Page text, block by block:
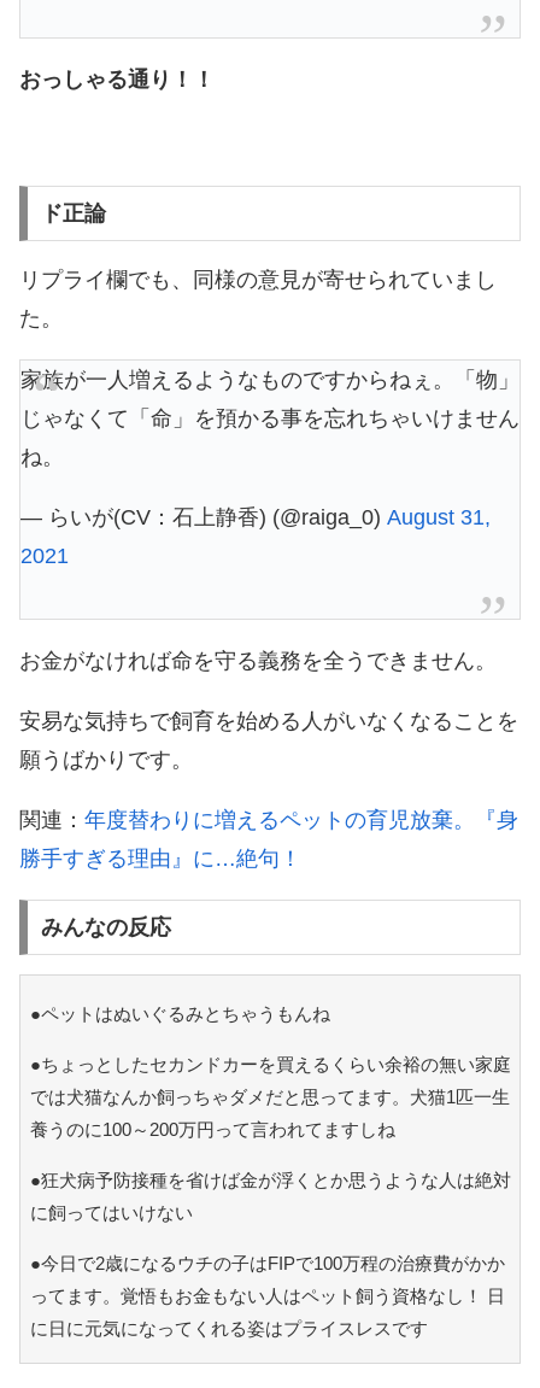
おっしゃる通り！！
ド正論
リプライ欄でも、同様の意見が寄せられていまし
た。
家族が一人増えるようなものですからねぇ。「物」
じゃなくて「命」を預かる事を忘れちゃいけません
ね。
— らいが(CV：石上静香) (@raiga_0) August 31,
2021
お金がなければ命を守る義務を全うできません。
安易な気持ちで飼育を始める人がいなくなることを
願うばかりです。
関連： 年度替わりに増えるペットの育児放棄。『身
勝手すぎる理由』に…絶句！
みんなの反応
●ペットはぬいぐるみとちゃうもんね
●ちょっとしたセカンドカーを買えるくらい余裕の無い家庭
では犬猫なんか飼っちゃダメだと思ってます。犬猫1匹一生
養うのに100～200万円って言われてますしね
●狂犬病予防接種を省けば金が浮くとか思うような人は絶対
に飼ってはいけない
●今日で2歳になるウチの子はFIPで100万程の治療費がかか
ってます。覚悟もお金もない人はペット飼う資格なし！ 日
に日に元気になってくれる姿はプライスレスです